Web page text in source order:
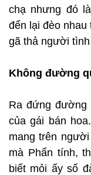
chạ nhưng đó
đến lại đèo nhau
gã thả người
Không đường
Ra đứng đường
của gái bán
mang trên
mà Phấn tính,
biết mỏi ấy số